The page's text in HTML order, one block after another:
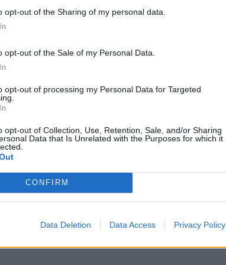
opt-out of the Sharing of my personal data.
opt-out of the Sale of my Personal Data.
opt-out of processing my Personal Data for Targeted
opt-out of Collection, Use, Retention, Sale, and/or Sharing
Data that Is Unrelated with the Purposes for which it
CONFIRM
Data Deletion Data Access Privacy Policy
della finale di Coppa Italia in favore
la Lega Serie A ha deciso di
calcolato in seguito ma è una cifra
mila euro». Così Lorenzo Casini,
sulla decisione presa da tutte le
parte del ricavato della partita
all’Olimpico di Roma alle popolazioni
in Emilia-Romagna.